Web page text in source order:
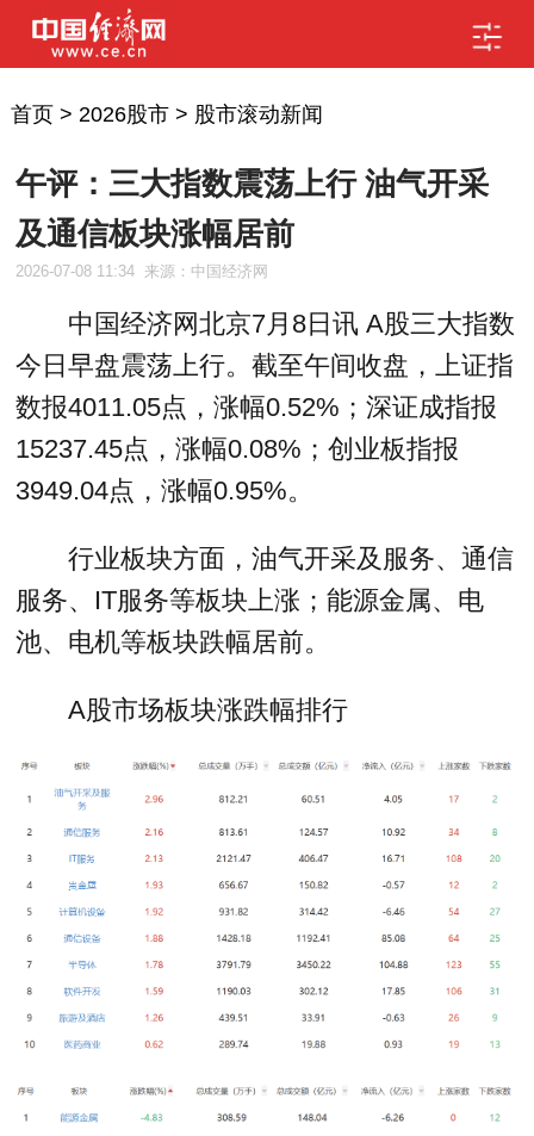
首页> 2026股市> 股市滚动新闻
午评：三大指数震荡上行 油气开采
及通信板块涨幅居前
2026-07-08 11:34 来源：中国经济网
中国经济网北京7月8日讯 A股三大指数
今日早盘震荡上行。截至午间收盘，上证指
数报4011.05点，涨幅0.52%；深证成指报
15237.45点，涨幅0.08%；创业板指报
3949.04点，涨幅0.95%。
行业板块方面，油气开采及服务、通信
服务、IT服务等板块上涨；能源金属、电
池、电机等板块跌幅居前。
A股市场板块涨跌幅排行